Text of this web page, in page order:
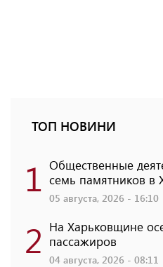
ТОП НОВИНИ
1 Общественные
семь памятников в
05 августа, 2026 - 16:10
2 На Харьковщине
пассажиров
04 августа, 2026 - 08:11